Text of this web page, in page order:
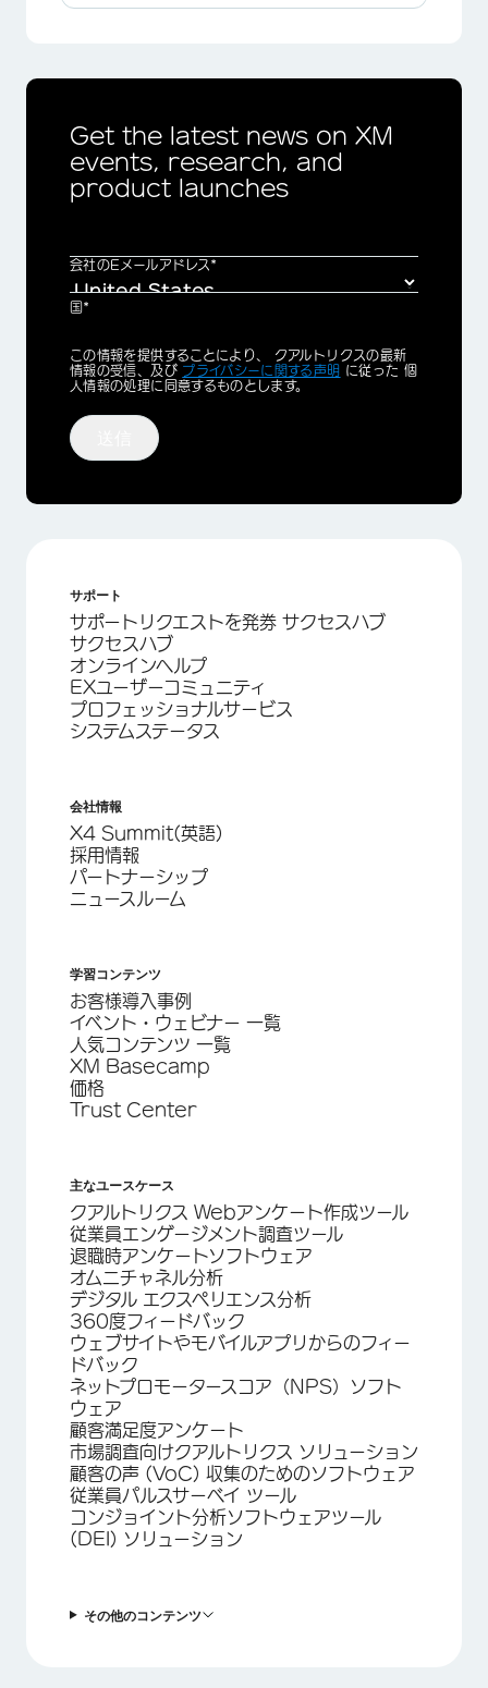
Get the latest news on XM
events, research, and
product launches
会社のEメールアドレス*
国*
Privacy
Optin
この情報を提供することにより、 クアルトリクスの最新
情報の受信、及び プライバシーに関する声明 に従った 個
人情報の処理に同意するものとします。
サポート
サポートリクエストを発券 サクセスハブ
サクセスハブ
オンラインヘルプ
EXユーザーコミュニティ
プロフェッショナルサービス
システムステータス
会社情報
X4 Summit(英語)
採用情報
パートナーシップ
ニュースルーム
学習コンテンツ
お客様導入事例
イベント・ウェビナー 一覧
人気コンテンツ 一覧
XM Basecamp
価格
Trust Center
主なユースケース
クアルトリクス Webアンケート作成ツール
従業員エンゲージメント調査ツール
退職時アンケートソフトウェア
オムニチャネル分析
デジタル エクスペリエンス分析
360度フィードバック
ウェブサイトやモバイルアプリからのフィー
ドバック
ネットプロモータースコア（NPS）ソフト
ウェア
顧客満足度アンケート
市場調査向けクアルトリクス ソリューション
顧客の声 (VoC) 収集のためのソフトウェア
従業員パルスサーベイ ツール
コンジョイント分析ソフトウェアツール
(DEI) ソリューション
その他のコンテンツ